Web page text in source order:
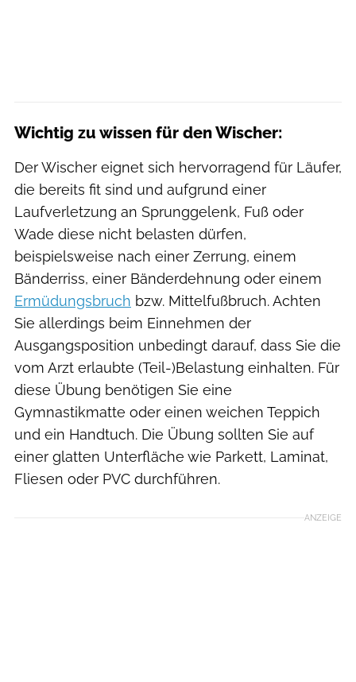
Wichtig zu wissen für den Wischer:
Der Wischer eignet sich hervorragend für Läufer,
die bereits fit sind und aufgrund einer
Laufverletzung an Sprunggelenk, Fuß oder
Wade diese nicht belasten dürfen,
beispielsweise nach einer Zerrung, einem
Bänderriss, einer Bänderdehnung oder einem
Ermüdungsbruch bzw. Mittelfußbruch. Achten
Sie allerdings beim Einnehmen der
Ausgangsposition unbedingt darauf, dass Sie die
vom Arzt erlaubte (Teil-)Belastung einhalten. Für
diese Übung benötigen Sie eine
Gymnastikmatte oder einen weichen Teppich
und ein Handtuch. Die Übung sollten Sie auf
einer glatten Unterfläche wie Parkett, Laminat,
Fliesen oder PVC durchführen.
ANZEIGE